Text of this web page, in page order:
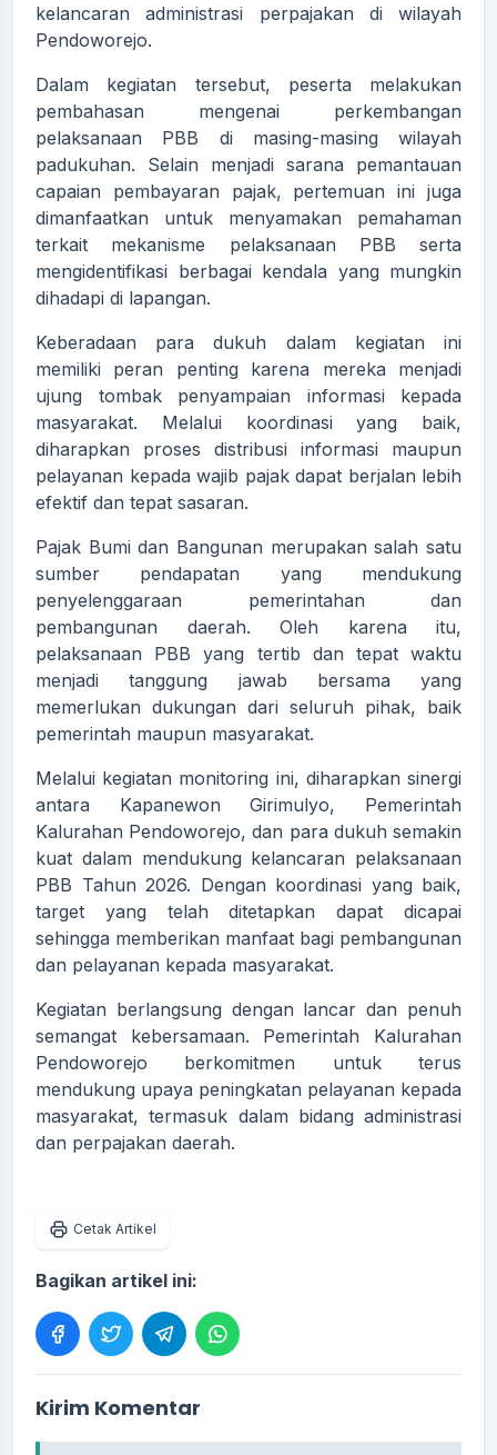
kelancaran administrasi perpajakan di wilayah
Pendoworejo.
Dalam kegiatan tersebut, peserta melakukan
pembahasan mengenai perkembangan
pelaksanaan PBB di masing-masing wilayah
padukuhan. Selain menjadi sarana pemantauan
capaian pembayaran pajak, pertemuan ini juga
dimanfaatkan untuk menyamakan pemahaman
terkait mekanisme pelaksanaan PBB serta
mengidentifikasi berbagai kendala yang mungkin
dihadapi di lapangan.
Keberadaan para dukuh dalam kegiatan ini
memiliki peran penting karena mereka menjadi
ujung tombak penyampaian informasi kepada
masyarakat. Melalui koordinasi yang baik,
diharapkan proses distribusi informasi maupun
pelayanan kepada wajib pajak dapat berjalan lebih
efektif dan tepat sasaran.
Pajak Bumi dan Bangunan merupakan salah satu
sumber pendapatan yang mendukung
penyelenggaraan pemerintahan dan
pembangunan daerah. Oleh karena itu,
pelaksanaan PBB yang tertib dan tepat waktu
menjadi tanggung jawab bersama yang
memerlukan dukungan dari seluruh pihak, baik
pemerintah maupun masyarakat.
Melalui kegiatan monitoring ini, diharapkan sinergi
antara Kapanewon Girimulyo, Pemerintah
Kalurahan Pendoworejo, dan para dukuh semakin
kuat dalam mendukung kelancaran pelaksanaan
PBB Tahun 2026. Dengan koordinasi yang baik,
target yang telah ditetapkan dapat dicapai
sehingga memberikan manfaat bagi pembangunan
dan pelayanan kepada masyarakat.
Kegiatan berlangsung dengan lancar dan penuh
semangat kebersamaan. Pemerintah Kalurahan
Pendoworejo berkomitmen untuk terus
mendukung upaya peningkatan pelayanan kepada
masyarakat, termasuk dalam bidang administrasi
dan perpajakan daerah.
Cetak Artikel
Bagikan artikel ini:
Kirim Komentar